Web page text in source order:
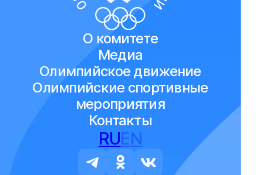
О комитете
Медиа
Олимпийское движение
Олимпийские спортивные
мероприятия
Контакты
RUEN